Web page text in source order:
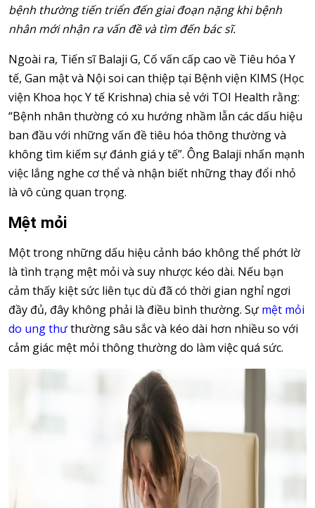
bệnh thường tiến triển đến giai đoạn nặng khi bệnh
nhân mới nhận ra vấn đề và tìm đến bác sĩ.
Ngoài ra, Tiến sĩ Balaji G, Cố vấn cấp cao về Tiêu hóa Y
tế, Gan mật và Nội soi can thiệp tại Bệnh viện KIMS (Học
viện Khoa học Y tế Krishna) chia sẻ với TOI Health rằng:
“Bệnh nhân thường có xu hướng nhầm lẫn các dấu hiệu
ban đầu với những vấn đề tiêu hóa thông thường và
không tìm kiếm sự đánh giá y tế”. Ông Balaji nhấn mạnh
việc lắng nghe cơ thể và nhận biết những thay đổi nhỏ
là vô cùng quan trọng.
Mệt mỏi
Một trong những dấu hiệu cảnh báo không thể phớt lờ
là tình trạng mệt mỏi và suy nhược kéo dài. Nếu bạn
cảm thấy kiệt sức liên tục dù đã có thời gian nghỉ ngơi
đầy đủ, đây không phải là điều bình thường. Sự mệt mỏi
do ung thưthường sâu sắc và kéo dài hơn nhiều so với
cảm giác mệt mỏi thông thường do làm việc quá sức.